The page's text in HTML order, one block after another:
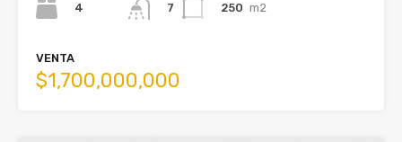
4
7
250 m2
VENTA
$1,700,000,000